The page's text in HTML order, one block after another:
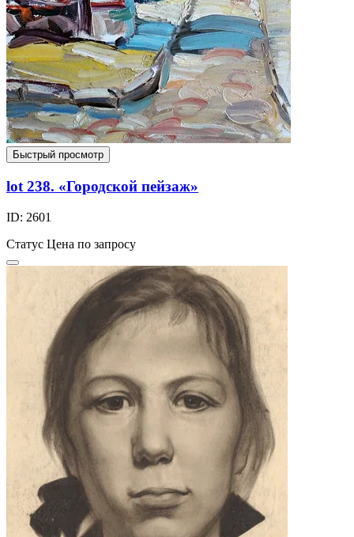
Быстрый просмотр
lot 238. «Городской пейзаж»
ID: 2601
Статус Цена по запросу